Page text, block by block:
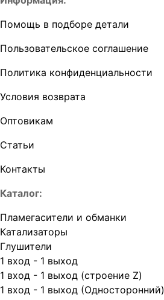
Помощь в подборе детали
Пользовательское соглашение
Политика конфиденциальности
Условия возврата
Оптовикам
Статьи
Контакты
Каталог:
Пламегасители и обманки
Катализаторы
Глушители
1 вход - 1 выход
1 вход - 1 выход (строение Z)
1 вход - 1 выход (Односторонний)